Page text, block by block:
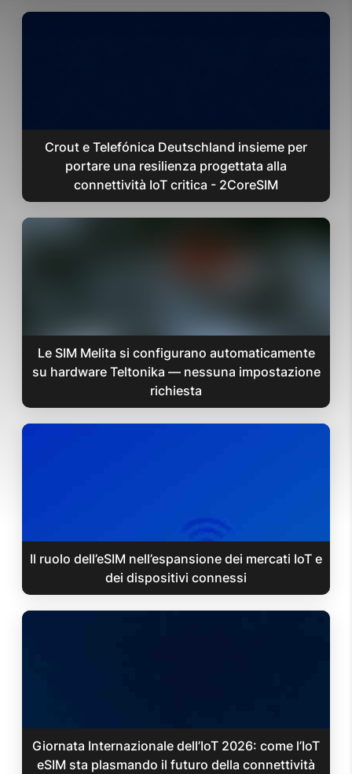
Crout e Telefónica Deutschland insieme per
portare una resilienza progettata alla
connettività IoT critica - 2CoreSIM
Le SIM Melita si configurano automaticamente
su hardware Teltonika — nessuna impostazione
richiesta
Il ruolo dell’eSIM nell’espansione dei mercati IoT e
dei dispositivi connessi
Giornata Internazionale dell’IoT 2026: come l’IoT
eSIM sta plasmando il futuro della connettività